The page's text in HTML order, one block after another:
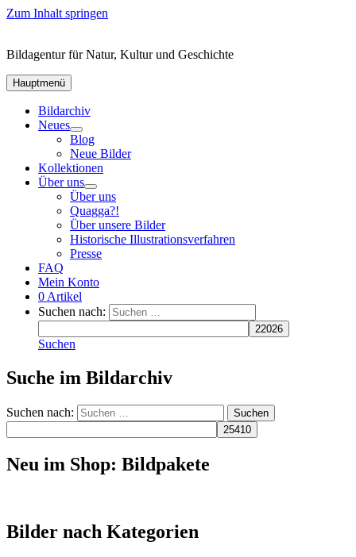
Zum Inhalt springen
Bildagentur für Natur, Kultur und Geschichte
Hauptmenü
Bildarchiv
Neues
Blog
Neue Bilder
Kollektionen
Über uns
Über uns
Quagga?!
Über unsere Bilder
Historische Illustrationsverfahren
Presse
FAQ
Mein Konto
0 Artikel
Suchen nach:
Suchen
Suche im Bildarchiv
Suchen nach:
Neu im Shop: Bildpakete
Bilder nach Kategorien